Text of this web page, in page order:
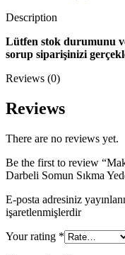
Description
Lütfen stok durumunu
sorup siparişinizi
Reviews (0)
Reviews
There are no reviews yet.
Be the first to review
Darbeli Somun Sıkma
E-posta adresiniz
işaretlenmişlerdir
Your rating *